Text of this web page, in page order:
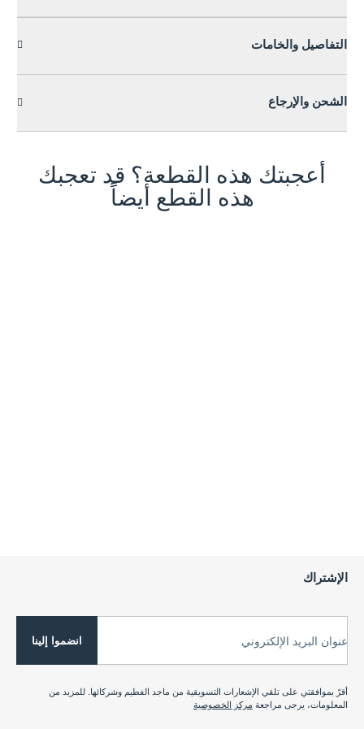
التفاصيل والخامات
الشحن والإرجاع
أعجبتك هذه القطعة؟ قد تعجبك
هذه القطع أيضاً
الإشتراك
عنوان البريد الإلكتروني انضموا إلينا
أقرّ بموافقتي على تلقي الإشعارات التسويقية من ماجد الفطيم وشركائها. للمزيد من
المعلومات، يرجى مراجعة مركز الخصوصية